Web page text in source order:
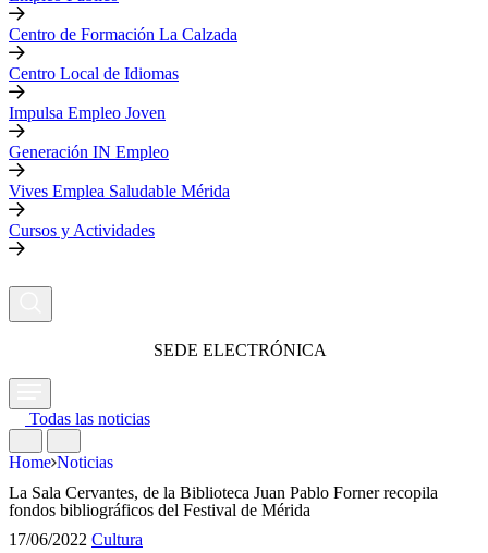
Centro de Formación La Calzada
Centro Local de Idiomas
Impulsa Empleo Joven
Generación IN Empleo
Vives Emplea Saludable Mérida
Cursos y Actividades
SEDE ELECTRÓNICA
Todas las noticias
Home Noticias
La Sala Cervantes, de la Biblioteca Juan Pablo Forner recopila
fondos bibliográficos del Festival de Mérida
17/06/2022 Cultura